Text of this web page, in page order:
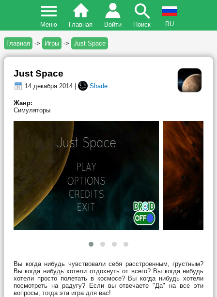
Меню Главная Войти Поиск RU
Главная -> Игры -> Just Space
Just Space
14 декабря 2014 | Shade
Жанр:
Симуляторы
Вы когда нибудь чувствовали себя расстроенным, грустным?
Вы когда нибудь хотели отдохнуть от всего? Вы когда нибудь
хотели просто полетать в космосе? Вы когда нибудь хотели
посмотреть на радугу? Если вы отвечаете "Да" на все эти
вопросы, тогда эта игра для вас!